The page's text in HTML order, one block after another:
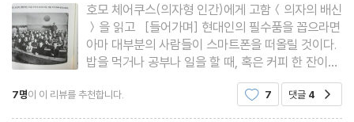
호모 체어쿠스(의자형 인간)에게 고함＜의자의 배신
＞을 읽고 [들어가며] 현대인의 필수품을 꼽으라면
아마 대부분의 사람들이 스마트폰을 떠올릴 것이다.
밥을 먹거나 공부나 일을 할 때, 혹은 커피 한 잔이나
영화 한 편의 여유를 만끽할 때 이것의 존재감을 의
식하는 사람은 거의 없을지도 모른다. 하지만 스마트
7명이 이 리뷰를 추천합니다. 7 댓글 4